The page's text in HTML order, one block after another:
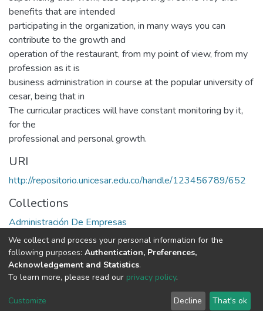
benefits that are intended
participating in the organization, in many ways you can
contribute to the growth and
operation of the restaurant, from my point of view, from my
profession as it is
business administration in course at the popular university of
cesar, being that in
The curricular practices will have constant monitoring by it,
for the
professional and personal growth.
URI
http://repositorio.unicesar.edu.co/handle/123456789/652
Collections
Administración De Empresas
Full item page
DSpace software copyright © 2002-2026
Cookie
End User
Send
We collect and process your personal information for the
following purposes: Authentication, Preferences,
Acknowledgement and Statistics.
To learn more, please read our privacy policy.
Customize Decline That's ok